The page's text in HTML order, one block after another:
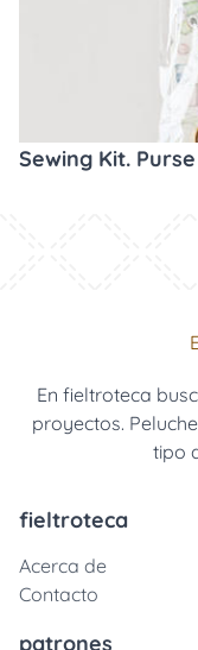
Sewing Kit.
En fieltroteca
proyectos.
tipo
fieltroteca
Acerca de
Contacto
patrones